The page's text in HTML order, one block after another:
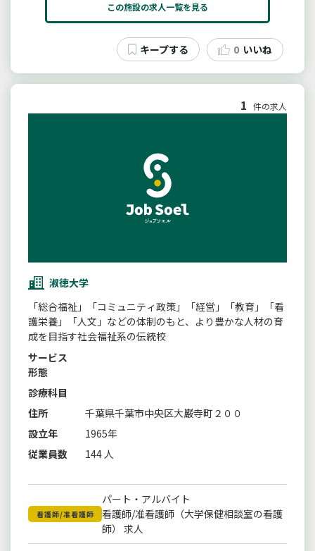
この施設の求人一覧を見る
0 いいね
1 件の求人
淑徳大学
「総合福祉」「コミュニティ政策」「経営」「教育」「看
護栄養」「人文」などの体制のもと、より豊かな人材の育
成を目指す社会福祉系の伝統校
サービス
形態
診療科目
住所
千葉県千葉市中央区大巌寺町２００
設立年
1965年
従業員数
144 人
看護師/准看護師
パート・アルバイト
看護師/准看護師（大学保健相談室の看護
師） 求人